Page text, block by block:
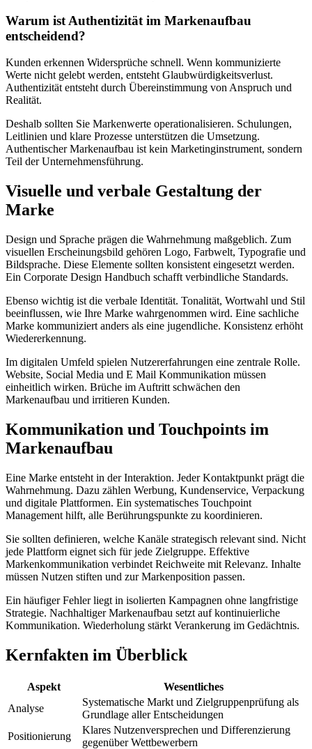
Warum ist Authentizität im Markenaufbau
entscheidend?
Kunden erkennen Widersprüche schnell. Wenn kommunizierte
Werte nicht gelebt werden, entsteht Glaubwürdigkeitsverlust.
Authentizität entsteht durch Übereinstimmung von Anspruch und
Realität.
Deshalb sollten Sie Markenwerte operationalisieren. Schulungen,
Leitlinien und klare Prozesse unterstützen die Umsetzung.
Authentischer Markenaufbau ist kein Marketinginstrument, sondern
Teil der Unternehmensführung.
Visuelle und verbale Gestaltung der
Marke
Design und Sprache prägen die Wahrnehmung maßgeblich. Zum
visuellen Erscheinungsbild gehören Logo, Farbwelt, Typografie und
Bildsprache. Diese Elemente sollten konsistent eingesetzt werden.
Ein Corporate Design Handbuch schafft verbindliche Standards.
Ebenso wichtig ist die verbale Identität. Tonalität, Wortwahl und Stil
beeinflussen, wie Ihre Marke wahrgenommen wird. Eine sachliche
Marke kommuniziert anders als eine jugendliche. Konsistenz erhöht
Wiedererkennung.
Im digitalen Umfeld spielen Nutzererfahrungen eine zentrale Rolle.
Website, Social Media und E Mail Kommunikation müssen
einheitlich wirken. Brüche im Auftritt schwächen den
Markenaufbau und irritieren Kunden.
Kommunikation und Touchpoints im
Markenaufbau
Eine Marke entsteht in der Interaktion. Jeder Kontaktpunkt prägt die
Wahrnehmung. Dazu zählen Werbung, Kundenservice, Verpackung
und digitale Plattformen. Ein systematisches Touchpoint
Management hilft, alle Berührungspunkte zu koordinieren.
Sie sollten definieren, welche Kanäle strategisch relevant sind. Nicht
jede Plattform eignet sich für jede Zielgruppe. Effektive
Markenkommunikation verbindet Reichweite mit Relevanz. Inhalte
müssen Nutzen stiften und zur Markenposition passen.
Ein häufiger Fehler liegt in isolierten Kampagnen ohne langfristige
Strategie. Nachhaltiger Markenaufbau setzt auf kontinuierliche
Kommunikation. Wiederholung stärkt Verankerung im Gedächtnis.
Kernfakten im Überblick
Aspekt
Wesentliches
Analyse
Systematische Markt und Zielgruppenprüfung als
Grundlage aller Entscheidungen
Positionierung
Klares Nutzenversprechen und Differenzierung
gegenüber Wettbewerbern